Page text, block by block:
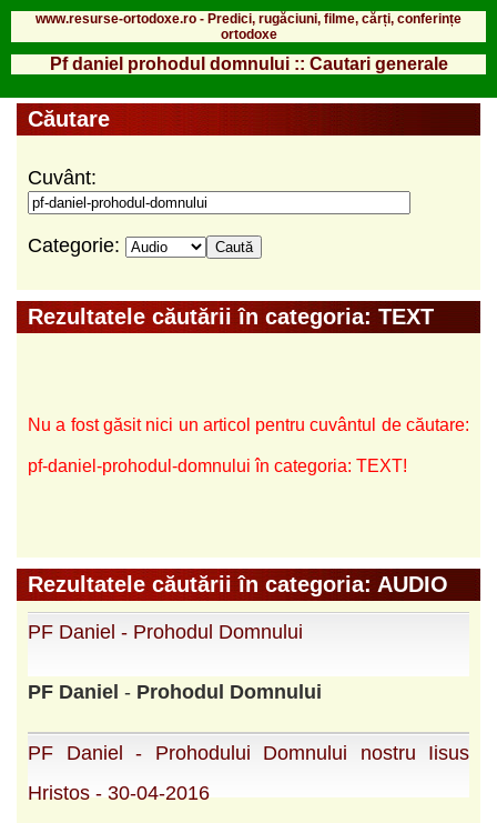
www.resurse-ortodoxe.ro - Predici, rugăciuni, filme, cărți, conferințe
ortodoxe
Pf daniel prohodul domnului :: Cautari generale
Căutare
Cuvânt:
Categorie:
Rezultatele căutării în categoria: TEXT
Nu a fost găsit nici un articol pentru cuvântul de căutare:
pf-daniel-prohodul-domnului în categoria: TEXT!
Rezultatele căutării în categoria: AUDIO
PF Daniel - Prohodul Domnului
PF Daniel - Prohodul Domnului
PF Daniel - Prohodului Domnului nostru Iisus
Hristos - 30-04-2016